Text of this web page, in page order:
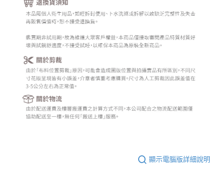
顯示電腦版詳細說明